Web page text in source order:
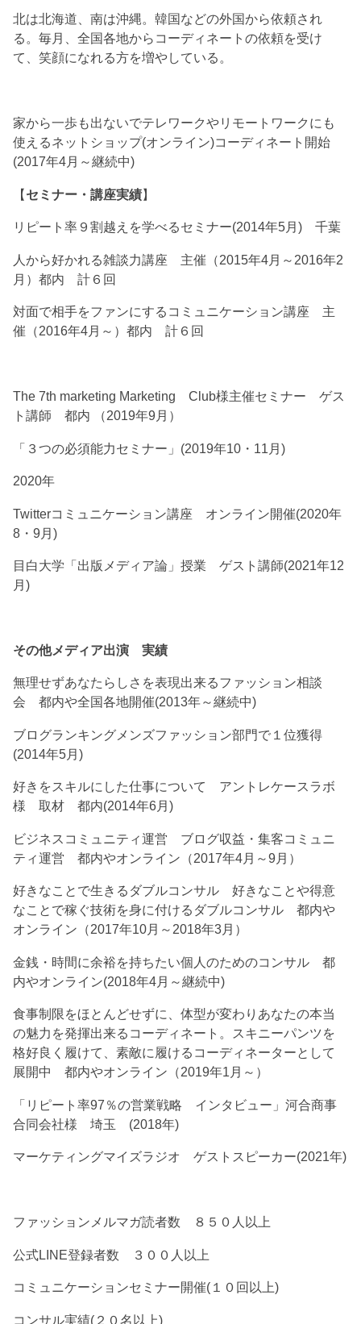
北は北海道、南は沖縄。韓国などの外国から依頼され
る。毎月、全国各地からコーディネートの依頼を受け
て、笑顔になれる方を増やしている。
家から一歩も出ないでテレワークやリモートワークにも
使えるネットショップ(オンライン)コーディネート開始
(2017年4月～継続中)
【セミナー・講座実績】
リピート率９割越えを学べるセミナー(2014年5月) 千葉
人から好かれる雑談力講座 主催（2015年4月～2016年2
月）都内 計６回
対面で相手をファンにするコミュニケーション講座 主
催（2016年4月～）都内 計６回
The 7th marketing Marketing Club様主催セミナー ゲス
ト講師 都内 （2019年9月）
「３つの必須能力セミナー」(2019年10・11月)
2020年
Twitterコミュニケーション講座 オンライン開催(2020年
8・9月)
目白大学「出版メディア論」授業 ゲスト講師(2021年12
月)
その他メディア出演 実績
無理せずあなたらしさを表現出来るファッション相談
会 都内や全国各地開催(2013年～継続中)
ブログランキングメンズファッション部門で１位獲得
(2014年5月)
好きをスキルにした仕事について アントレケースラボ
様 取材 都内(2014年6月)
ビジネスコミュニティ運営 ブログ収益・集客コミュニ
ティ運営 都内やオンライン（2017年4月～9月）
好きなことで生きるダブルコンサル 好きなことや得意
なことで稼ぐ技術を身に付けるダブルコンサル 都内や
オンライン（2017年10月～2018年3月）
金銭・時間に余裕を持ちたい個人のためのコンサル 都
内やオンライン(2018年4月～継続中)
食事制限をほとんどせずに、体型が変わりあなたの本当
の魅力を発揮出来るコーディネート。スキニーパンツを
格好良く履けて、素敵に履けるコーディネーターとして
展開中 都内やオンライン（2019年1月～）
「リピート率97％の営業戦略 インタビュー」河合商事
合同会社様 埼玉 (2018年)
マーケティングマイズラジオ ゲストスピーカー(2021年)
ファッションメルマガ読者数 ８５０人以上
公式LINE登録者数 ３００人以上
コミュニケーションセミナー開催(１０回以上)
コンサル実績(２０名以上)